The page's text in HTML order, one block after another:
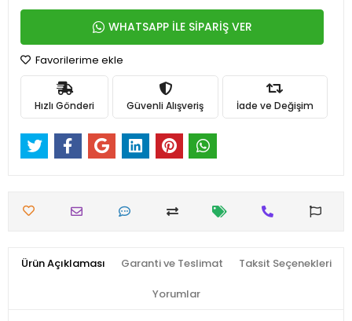
WHATSAPP İLE SİPARİŞ VER
Favorilerime ekle
Hızlı Gönderi Güvenli Alışveriş İade ve Değişim
Ürün Açıklaması Garanti ve Teslimat Taksit Seçenekleri
Yorumlar